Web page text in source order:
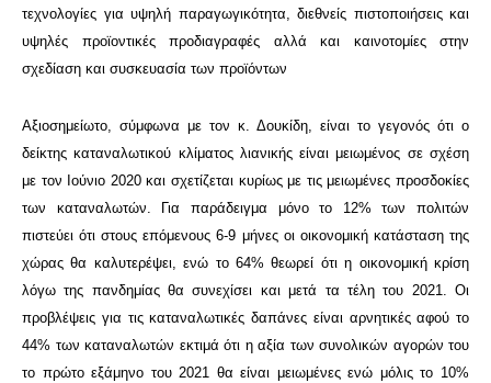
τεχνολογίες για υψηλή παραγωγικότητα, διεθνείς πιστοποιήσεις και
υψηλές προϊοντικές προδιαγραφές αλλά και καινοτομίες στην
σχεδίαση και συσκευασία των προϊόντων
Αξιοσημείωτο, σύμφωνα με τον κ. Δουκίδη, είναι το γεγονός ότι ο
δείκτης καταναλωτικού κλίματος λιανικής είναι μειωμένος σε σχέση
με τον Ιούνιο 2020 και σχετίζεται κυρίως με τις μειωμένες προσδοκίες
των καταναλωτών. Για παράδειγμα μόνο το 12% των πολιτών
πιστεύει ότι στους επόμενους 6-9 μήνες οι οικονομική κατάσταση της
χώρας θα καλυτερέψει, ενώ το 64% θεωρεί ότι η οικονομική κρίση
λόγω της πανδημίας θα συνεχίσει και μετά τα τέλη του 2021. Οι
προβλέψεις για τις καταναλωτικές δαπάνες είναι αρνητικές αφού το
44% των καταναλωτών εκτιμά ότι η αξία των συνολικών αγορών του
το πρώτο εξάμηνο του 2021 θα είναι μειωμένες ενώ μόλις το 10%